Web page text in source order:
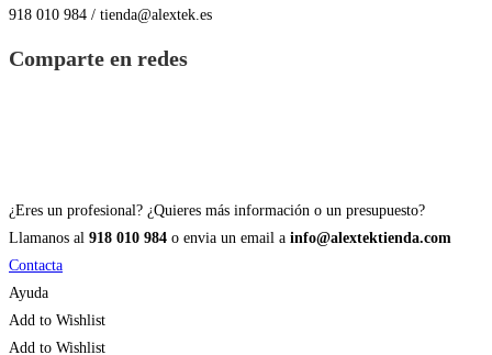
918 010 984 / tienda@alextek.es
Comparte en redes
¿Eres un profesional? ¿Quieres más información o un presupuesto?
Llamanos al 918 010 984 o envia un email a info@alextektienda.com
Contacta
Ayuda
Add to Wishlist
Add to Wishlist